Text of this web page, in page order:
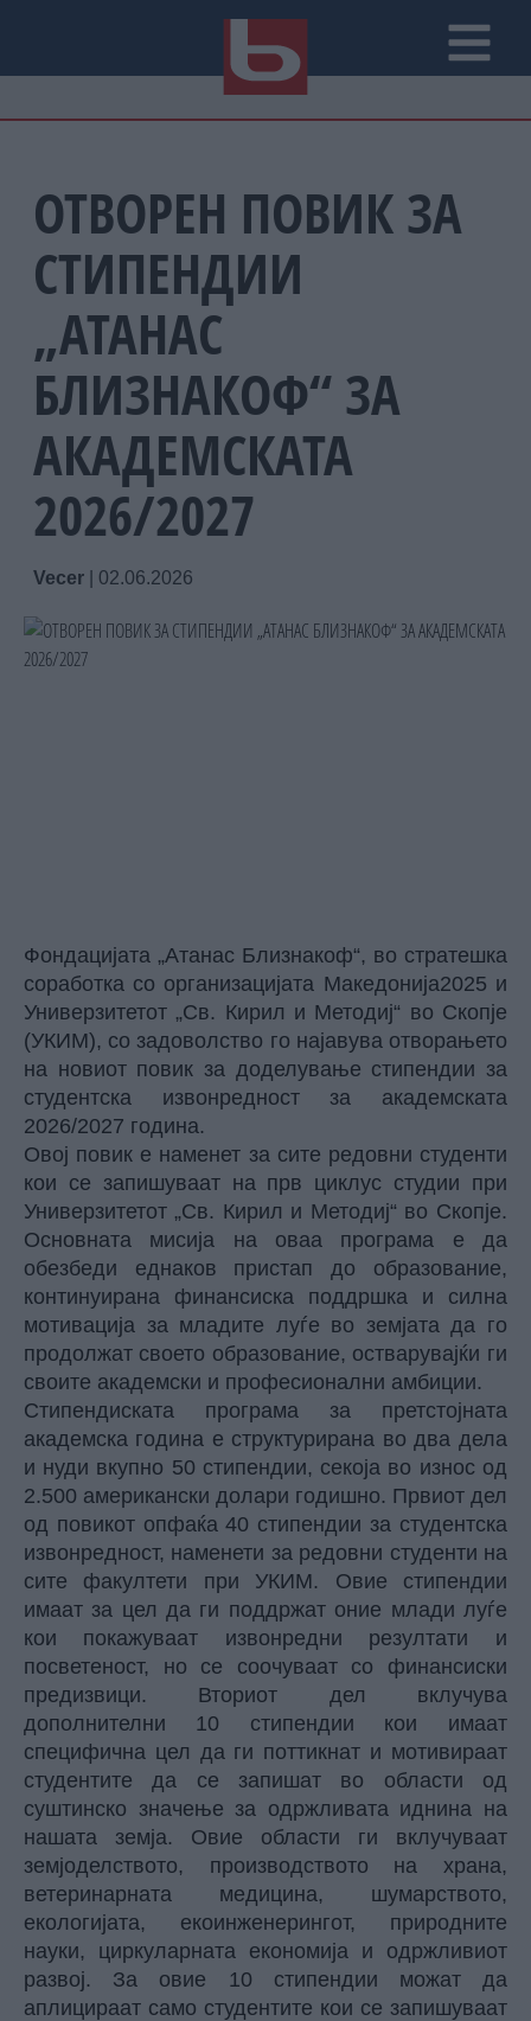
ОТВОРЕН ПОВИК ЗА
СТИПЕНДИИ
„АТАНАС
БЛИЗНАКОФ“ ЗА
АКАДЕМСКАТА
2026/2027
Vecer 02.06.2026
Фондацијата „Атанас Близнакоф“, во стратешка
соработка со организацијата Македонија2025 и
Универзитетот „Св. Кирил и Методиј“ во Скопје
(УКИМ), со задоволство го најавува отворањето
на новиот повик за доделување стипендии за
студентска извонредност за академската
2026/2027 година.
Овој повик е наменет за сите редовни студенти
кои се запишуваат на прв циклус студии при
Универзитетот „Св. Кирил и Методиј“ во Скопје.
Основната мисија на оваа програма е да
обезбеди еднаков пристап до образование,
континуирана финансиска поддршка и силна
мотивација за младите луѓе во земјата да го
продолжат своето образование, остварувајќи ги
своите академски и професионални амбиции.
Стипендиската програма за претстојната
академска година е структурирана во два дела
и нуди вкупно 50 стипендии, секоја во износ од
2.500 американски долари годишно. Првиот дел
од повикот опфаќа 40 стипендии за студентска
извонредност, наменети за редовни студенти на
сите факултети при УКИМ. Овие стипендии
имаат за цел да ги поддржат оние млади луѓе
кои покажуваат извонредни резултати и
посветеност, но се соочуваат со финансиски
предизвици. Вториот дел вклучува
дополнителни 10 стипендии кои имаат
специфична цел да ги поттикнат и мотивираат
студентите да се запишат во области од
суштинско значење за одржливата иднина на
нашата земја. Овие области ги вклучуваат
земјоделството, производството на храна,
ветеринарната медицина, шумарството,
екологијата, екоинженерингот, природните
науки, циркуларната економија и одржливиот
развој. За овие 10 стипендии можат да
аплицираат само студентите кои се запишуваат